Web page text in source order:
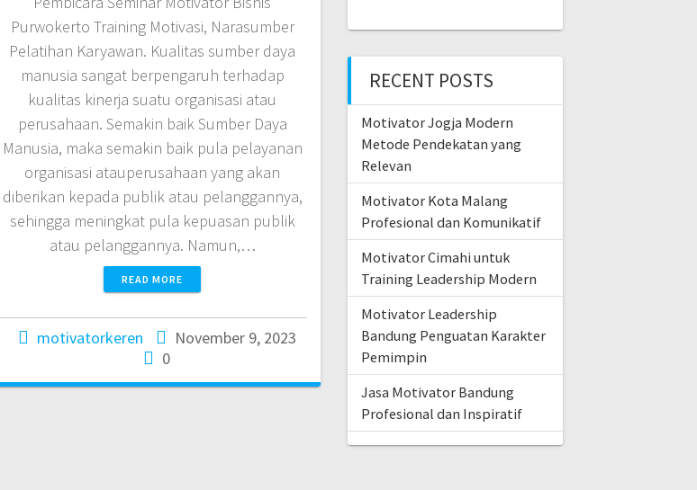
Purwokerto Training Motivasi, Narasumber
Pelatihan Karyawan. Kualitas sumber daya
manusia sangat berpengaruh terhadap
kualitas kinerja suatu organisasi atau
perusahaan. Semakin baik Sumber Daya
Manusia, maka semakin baik pula pelayanan
organisasi atauperusahaan yang akan
diberikan kepada publik atau pelanggannya,
sehingga meningkat pula kepuasan publik
atau pelanggannya. Namun,…
READ MORE
motivatorkeren
November 9, 2023
0
RECENT POSTS
Motivator Jogja Modern
Metode Pendekatan yang
Relevan
Motivator Kota Malang
Profesional dan Komunikatif
Motivator Cimahi untuk
Training Leadership Modern
Motivator Leadership
Bandung Penguatan Karakter
Pemimpin
Jasa Motivator Bandung
Profesional dan Inspiratif